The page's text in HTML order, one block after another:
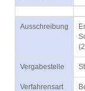
Ausschreibung
Vergabestelle
Verfahrensart